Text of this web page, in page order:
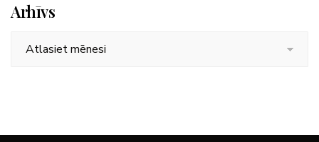
Arhīvs